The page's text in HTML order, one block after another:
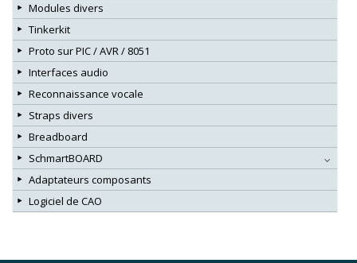
Modules divers
Tinkerkit
Proto sur PIC / AVR / 8051
Interfaces audio
Reconnaissance vocale
Straps divers
Breadboard
SchmartBOARD
Adaptateurs composants
Logiciel de CAO